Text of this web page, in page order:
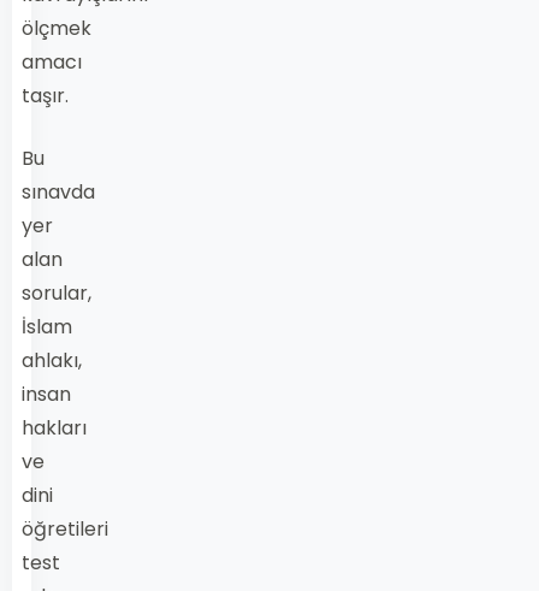
ölçmek
amacı
taşır.
Bu
sınavda
yer
alan
sorular,
İslam
ahlakı,
insan
hakları
ve
dini
öğretileri
test